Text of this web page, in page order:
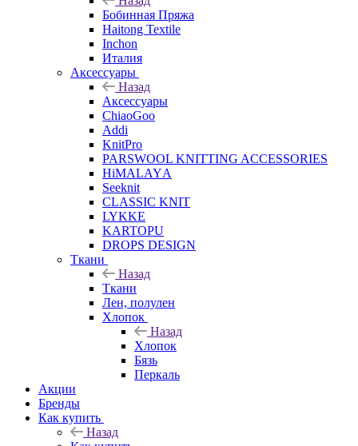
Бобинная Пряжа
Haitong Textilе
Inchon
Италия
Аксессуары
Назад
Аксессуары
ChiaoGoo
Addi
KnitPro
PARSWOOL KNITTING ACCESSORIES
HiMALAYА
Seeknit
CLASSIC KNIT
LYKKE
KАRTOPU
DROPS DЕSIGN
Ткани
Назад
Ткани
Лен, полулен
Хлопок
Назад
Хлопок
Бязь
Перкаль
Акции
Бренды
Как купить
Назад